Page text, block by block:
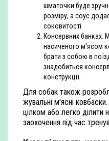
шматочки буде
розміру, а соус
соковитості.
Консервних банках.
насиченого м'ясом
брати з собою в
знадобиться
конструкції.
Для собак також
жувальні м'ясні
цілком або легко ділити
заохочення під час